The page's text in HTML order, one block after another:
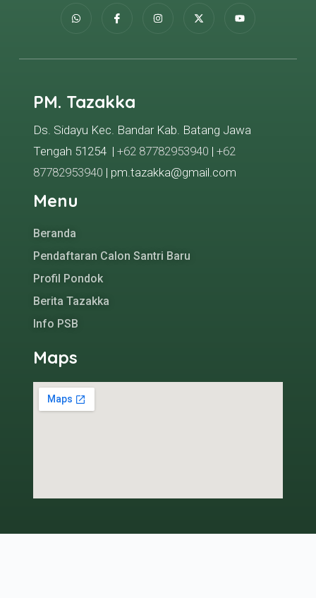
PM. Tazakka
Ds. Sidayu Kec. Bandar Kab. Batang Jawa
Tengah 51254 | +62 87782953940 | +62
87782953940 | pm.tazakka@gmail.com
Menu
Beranda
Pendaftaran Calon Santri Baru
Profil Pondok
Berita Tazakka
Info PSB
Maps